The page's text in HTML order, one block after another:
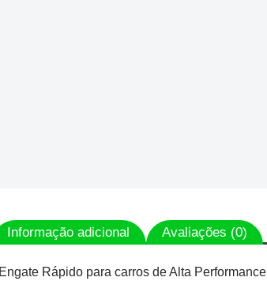
Informação adicional Avaliações (0)
Rápido para carros de Alta Performance